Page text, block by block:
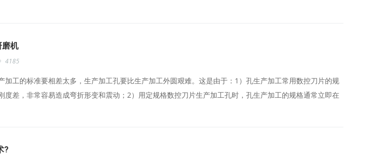
机
4185
加工的标准要相差太多，生产加工孔要比生产加工外圆艰难。这是由于：1）孔生产加工常用数控刀片的规
度差，非常容易造成弯折形变和震动；2）用定规格数控刀片生产加工孔时，孔生产加工的规格通常立即在
?